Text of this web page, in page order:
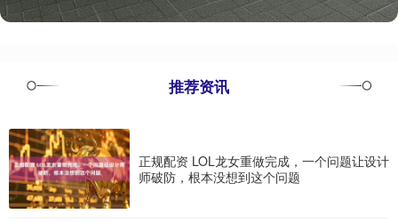
推荐资讯
正规配资 LOL龙女重做完成，一个问题让设计
师破防，根本没想到这个问题